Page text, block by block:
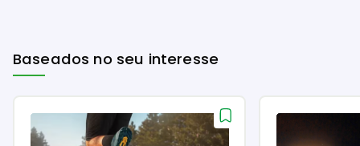
Baseados no seu interesse